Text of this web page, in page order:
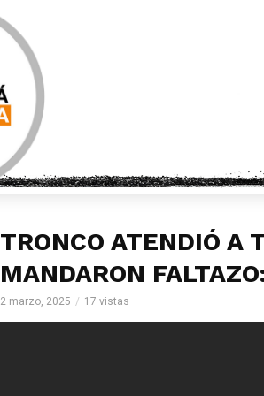
TRONCO ATENDIÓ A
MANDARON
2 marzo, 2025 17 vistas